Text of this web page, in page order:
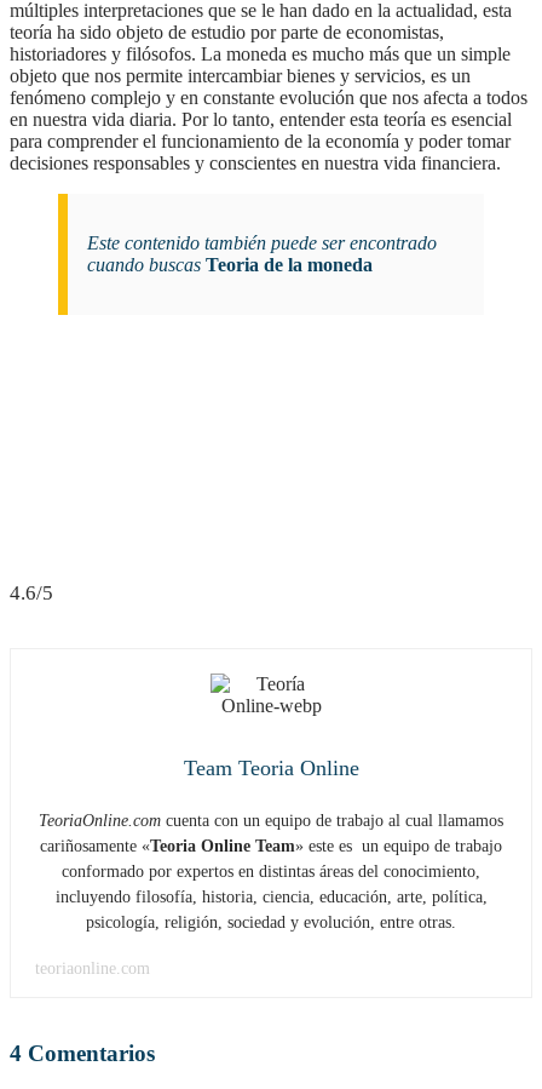
múltiples interpretaciones que se le han dado en la actualidad, esta
teoría ha sido objeto de estudio por parte de economistas,
historiadores y filósofos. La moneda es mucho más que un simple
objeto que nos permite intercambiar bienes y servicios, es un
fenómeno complejo y en constante evolución que nos afecta a todos
en nuestra vida diaria. Por lo tanto, entender esta teoría es esencial
para comprender el funcionamiento de la economía y poder tomar
decisiones responsables y conscientes en nuestra vida financiera.
Este contenido también puede ser encontrado
cuando buscas Teoria de la moneda
4.6/5
Team Teoria Online
TeoriaOnline.com cuenta con un equipo de trabajo al cual llamamos
cariñosamente «Teoria Online Team» este es un equipo de trabajo
conformado por expertos en distintas áreas del conocimiento,
incluyendo filosofía, historia, ciencia, educación, arte, política,
psicología, religión, sociedad y evolución, entre otras.
teoriaonline.com
4 Comentarios